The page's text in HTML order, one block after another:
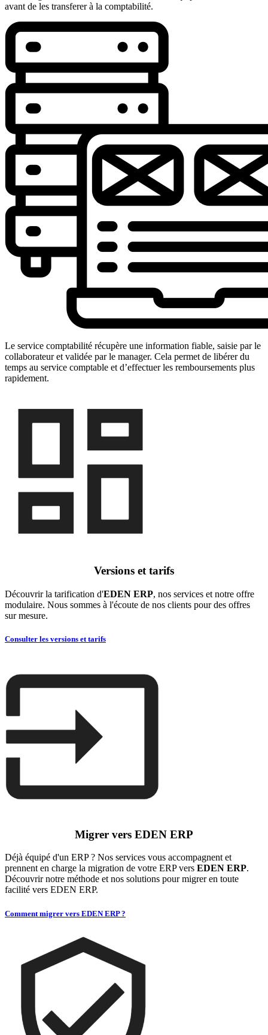
avant de les transferer à la comptabilité.
Le service comptabilité récupère une information fiable, saisie par le
collaborateur et validée par le manager. Cela permet de libérer du
temps au service comptable et d’effectuer les remboursements plus
rapidement.
Versions et tarifs
Découvrir la tarification d'EDEN ERP, nos services et notre offre
modulaire. Nous sommes à l'écoute de nos clients pour des offres
sur mesure.
Consulter les versions et tarifs
Migrer vers EDEN ERP
Déjà équipé d'un ERP ? Nos services vous accompagnent et
prennent en charge la migration de votre ERP vers EDEN ERP.
Découvrir notre méthode et nos solutions pour migrer en toute
facilité vers EDEN ERP.
Comment migrer vers EDEN ERP ?